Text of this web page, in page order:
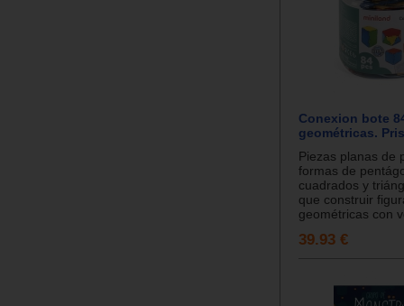
Conexion bote
geométricas.
Piezas planas de
formas de
cuadrados y
que construir
geométricas con
39.93 €